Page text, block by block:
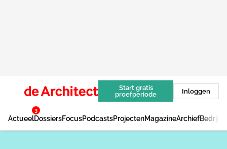
Start gratis
proefperiode
Inloggen
Actueel
3
DossiersFocusPodcastsProjectenMagazineArchief